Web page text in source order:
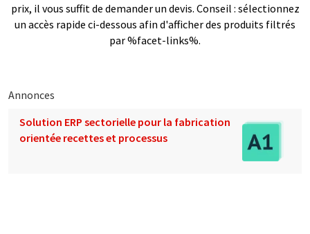
prix, il vous suffit de demander un devis. Conseil : sélectionnez
un accès rapide ci-dessous afin d'afficher des produits filtrés
par %facet-links%.
Annonces
Solution ERP sectorielle pour la fabrication
orientée recettes et processus